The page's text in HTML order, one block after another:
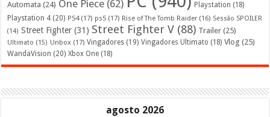
Automata (24) One Piece (62) Playstation (18)
Playstation 4 (20) PS4(17) ps5 (17) Rise of The Tomb Raider (16) Sessão SPOILER
(14) Street Fighter (31) Street Fighter V (88) Trailer (25)
Ultimato (15) Unbox (17) Vingadores (19) Vingadores Ultimato (18) Vlog (25)
WandaVision (20) Xbox One (18)
agosto 2026